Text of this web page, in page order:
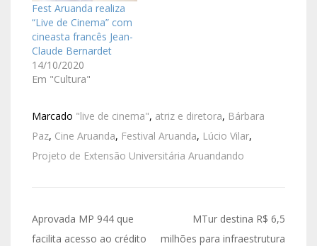
Fest Aruanda realiza
“Live de Cinema” com
cineasta francês Jean-
Claude Bernardet
14/10/2020
Em "Cultura"
Marcado "live de cinema", atriz e diretora, Bárbara
Paz, Cine Aruanda, Festival Aruanda, Lúcio Vilar,
Projeto de Extensão Universitária Aruandando
Aprovada MP 944 que
facilita acesso ao crédito
MTur destina R$ 6,5
milhões para infraestrutura